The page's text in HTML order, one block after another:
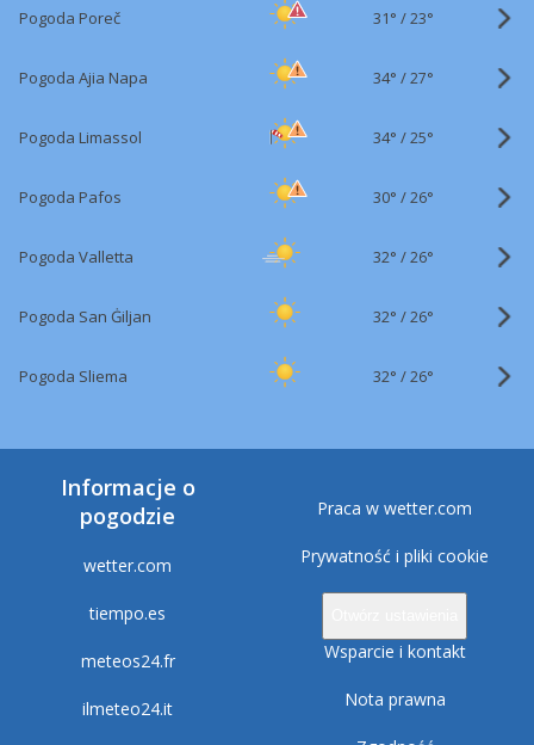
Pogoda Poreč 31° /23°
Pogoda Ajia Napa 34° /27°
Pogoda Limassol 34° /25°
Pogoda Pafos 30° /26°
Pogoda Valletta 32° /26°
Pogoda San Ġiljan 32° /26°
Pogoda Sliema 32° /26°
Informacje o
pogodzie
wetter.com
tiempo.es
meteos24.fr
ilmeteo24.it
Praca w wetter.com
Prywatność i pliki cookie
Wsparcie i kontakt
Nota prawna